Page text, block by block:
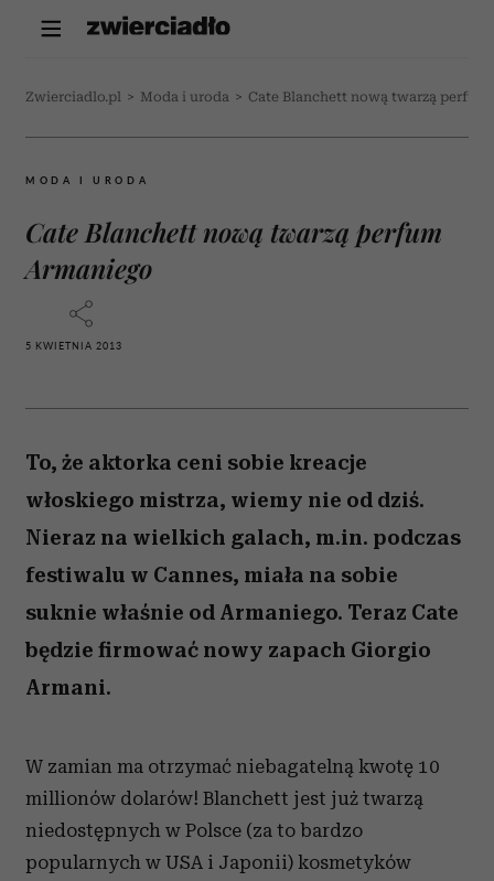
Zwierciadlo.pl > Moda i uroda > Cate Blanchett nową twarzą
MODA I URODA
Cate Blanchett nową twarzą perfum
Armaniego
5 KWIETNIA 2013
To, że aktorka ceni sobie kreacje
włoskiego mistrza, wiemy nie od dziś.
Nieraz na wielkich galach, m.in. podczas
festiwalu w Cannes, miała na sobie
suknie właśnie od Armaniego. Teraz Cate
będzie firmować nowy zapach Giorgio
Armani.
W zamian ma otrzymać niebagatelną kwotę 10
millionów dolarów! Blanchett jest już twarzą
niedostępnych w Polsce (za to bardzo
popularnych w USA i Japonii) kosmetyków